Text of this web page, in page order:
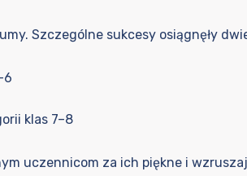
Szczególne sukcesy osiągnęły
klas 7–8
uczennicom za ich piękne i